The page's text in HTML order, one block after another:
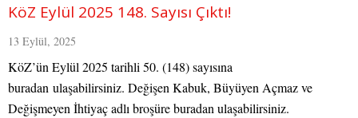
KöZ Eylül 2025 148. Sayısı Çıktı!
13 Eylül, 2025
KöZ’ün Eylül 2025 tarihli 50. (148) sayısına
buradan ulaşabilirsiniz. Değişen Kabuk, Büyüyen Açmaz ve
Değişmeyen İhtiyaç adlı broşüre buradan ulaşabilirsiniz.